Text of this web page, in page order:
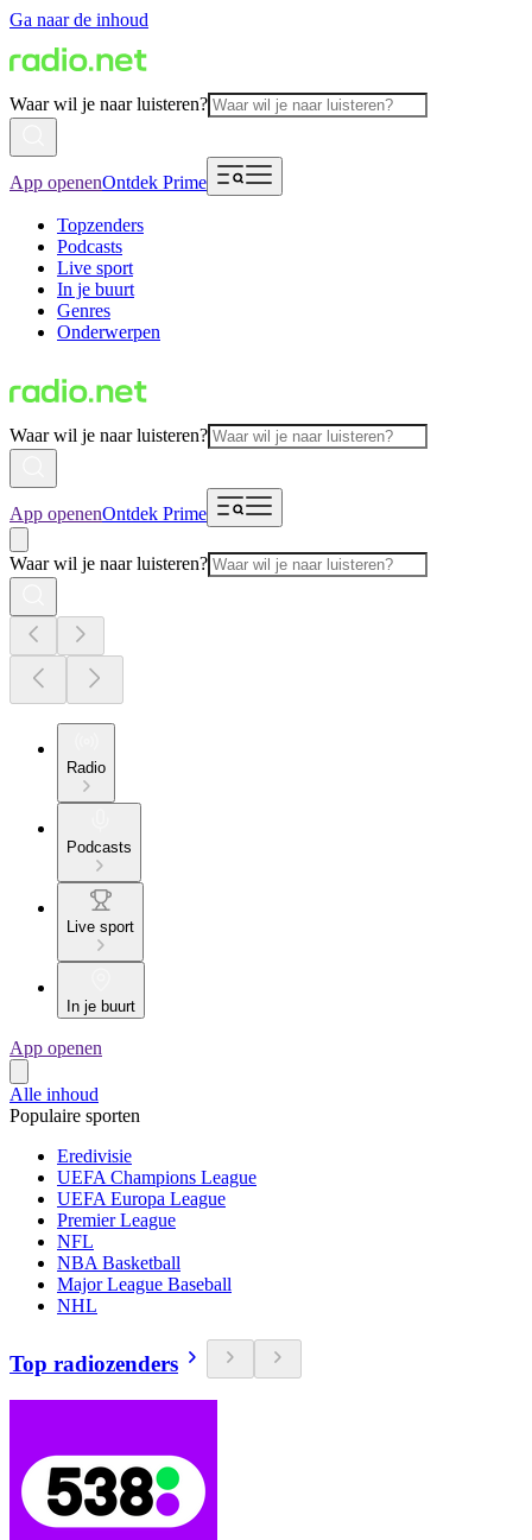
Ga naar de inhoud
Waar wil je naar luisteren?
App openenOntdek Prime
Topzenders
Podcasts
Live sport
In je buurt
Genres
Onderwerpen
Waar wil je naar luisteren?
App openenOntdek Prime
Waar wil je naar luisteren?
Radio
Podcasts
Live sport
In je buurt
App openen
Alle inhoud
Populaire sporten
Eredivisie
UEFA Champions League
UEFA Europa League
Premier League
NFL
NBA Basketball
Major League Baseball
NHL
Top radiozenders